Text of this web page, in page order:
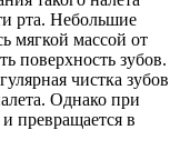
рта. Небольшие
мягкой массой от
поверхность зубов.
чистка зубов
Однако при
превращается в